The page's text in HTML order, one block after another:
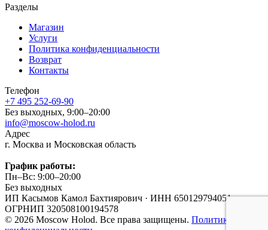
Разделы
Магазин
Услуги
Политика конфиденциальности
Возврат
Контакты
Телефон
+7 495 252-69-90
Без выходных, 9:00–20:00
info@moscow-holod.ru
Адрес
г. Москва и Московская область
График работы:
Пн–Вс: 9:00–20:00
Без выходных
ИП Касымов Камол Бахтиярович · ИНН 650129794051 ·
ОГРНИП 320508100194578
© 2026 Moscow Holod. Все права защищены. Политика